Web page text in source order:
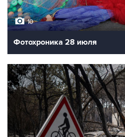
10
Фотохроника 28 июля